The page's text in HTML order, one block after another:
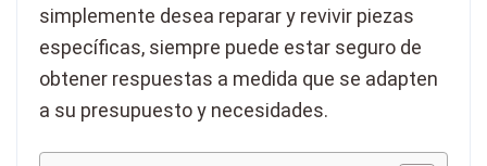
simplemente desea reparar y revivir piezas
específicas, siempre puede estar seguro de
obtener respuestas a medida que se adapten
a su presupuesto y necesidades.